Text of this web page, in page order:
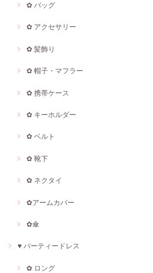
✿ バッグ
✿ アクセサリー
✿ 髪飾り
✿ 帽子・マフラー
✿ 携帯ケース
✿ キーホルダー
✿ ベルト
✿ 靴下
✿ ネクタイ
✿アームカバー
✿傘
♥ パーティードレス
✿ ロング